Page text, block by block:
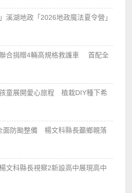
溪湖地政「2026地政魔法夏令營」
合捐贈4輛高規格救護車 首配全
童展開愛心旅程 植栽DIY種下希
面防颱整備 楊文科縣長籲鄉親落
文科縣長視察2新設高中展現高中